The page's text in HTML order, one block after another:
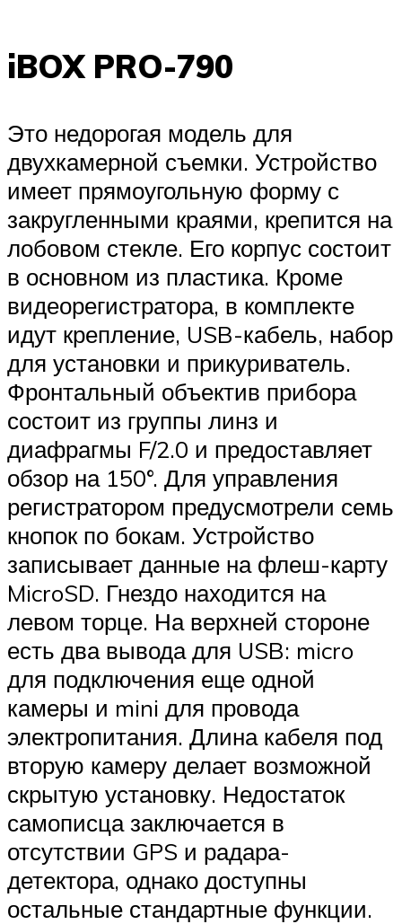
iBOX PRO-790
Это недорогая модель для
двухкамерной съемки. Устройство
имеет прямоугольную форму с
закругленными краями, крепится на
лобовом стекле. Его корпус состоит
в основном из пластика. Кроме
видеорегистратора, в комплекте
идут крепление, USB-кабель, набор
для установки и прикуриватель.
Фронтальный объектив прибора
состоит из группы линз и
диафрагмы F/2.0 и предоставляет
обзор на 150°. Для управления
регистратором предусмотрели семь
кнопок по бокам. Устройство
записывает данные на флеш-карту
MicroSD. Гнездо находится на
левом торце. На верхней стороне
есть два вывода для USB: micro
для подключения еще одной
камеры и mini для провода
электропитания. Длина кабеля под
вторую камеру делает возможной
скрытую установку. Недостаток
самописца заключается в
отсутствии GPS и радара-
детектора, однако доступны
остальные стандартные функции.